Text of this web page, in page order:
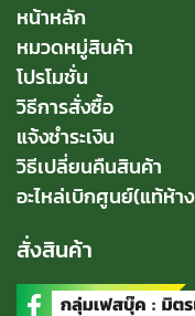
หน้าหลัก
หมวดหมู่สินค้า
โปรโมชั่น
วิธีการสั่งซื้อ
แจ้งชำระเงิน
วิธีเปลี่ยนคืนสินค้า
อะไหล่เบิกศูนย์(แท้ห้าง
สั่งสินค้า